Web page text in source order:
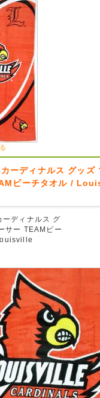
ーディナルス グッズ
ビーチタオル /
ーディナルス グ
サー TEAMビー